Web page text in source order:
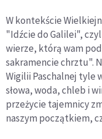
W kontekście
"Idźcie do Galilei",
wierze, którą wam
sakramencie chrztu".
Wigilii Paschalnej tyle
słowa, woda, chleb i
przeżycie tajemnicy
naszym początkiem,